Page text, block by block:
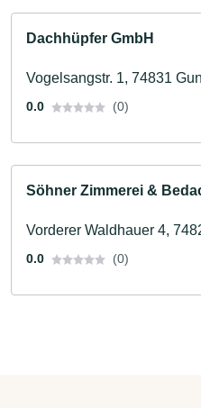
Dachhüpfer GmbH
Vogelsangstr. 1, 74831
0.0 (0)
Söhner Zimmerei &
Vorderer Waldhauer 4,
0.0 (0)